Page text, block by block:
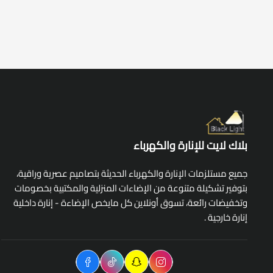
بلاك لايت للإنارة والكهرباء
جميع مستلزمات الإنارة والكهرباء الحديثة بتصاميم عصرية وراقية،
بتوفير تشكيلة متنوعة من الإضاءات المنزلية والمكتبية بخصومات
وتخفيضات رائعة، تسوق أونلاين كل مايخص الإضاءة - إنارة داخلية
إنارة خارجية .